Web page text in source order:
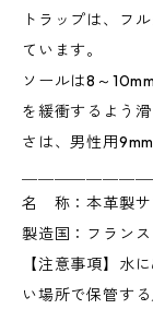
トラップは、フ
ています。
ソールは8～
を緩衝するよう
さは、男性用
名 称：本革製サ
製造国：フラン
【注意事項】水
い場所で保管す